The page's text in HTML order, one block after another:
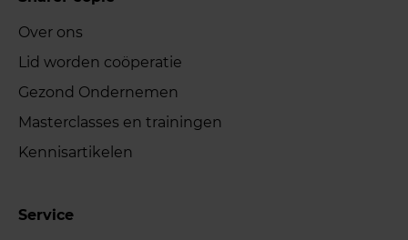
Over ons
Lid worden coöperatie
Gezond Ondernemen
Masterclasses en trainingen
Kennisartikelen
Service